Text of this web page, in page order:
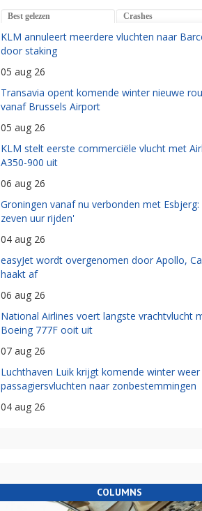
Best gelezen Crashes
KLM annuleert meerdere vluchten naar
door staking
05 aug 26
Transavia opent komende winter nieuwe
vanaf Brussels Airport
05 aug 26
KLM stelt eerste commerciële vlucht met
A350-900 uit
06 aug 26
Groningen vanaf nu verbonden met
zeven uur rijden'
04 aug 26
easyJet wordt overgenomen door Apollo,
haakt af
06 aug 26
National Airlines voert langste vrachtvlucht
Boeing 777F ooit uit
07 aug 26
Luchthaven Luik krijgt komende winter weer
passagiersvluchten naar zonbestemmingen
04 aug 26
COLUMNS